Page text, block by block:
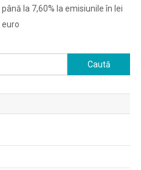
la 7,60% la emisiunile în lei
euro
Caută
după: